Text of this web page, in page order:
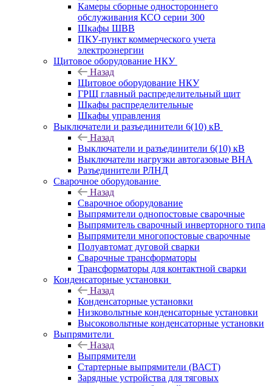
Камеры сборные одностороннего
обслуживания КСО серии 300
Шкафы ШВВ
ПКУ-пункт коммерческого учета
электроэнергии
Щитовое оборудование НКУ
Назад
Щитовое оборудование НКУ
ГРЩ главный распределительный щит
Шкафы распределительные
Шкафы управления
Выключатели и разъединители 6(10) кВ
Назад
Выключатели и разъединители 6(10) кВ
Выключатели нагрузки автогазовые ВНА
Разъединители РЛНД
Сварочное оборудование
Назад
Сварочное оборудование
Выпрямители однопостовые сварочные
Выпрямитель сварочный инверторного типа
Выпрямители многопостовые сварочные
Полуавтомат дуговой сварки
Сварочные трансформаторы
Трансформаторы для контактной сварки
Конденсаторные установки
Назад
Конденсаторные установки
Низковольтные конденсаторные установки
Высоковольтные конденсаторные установки
Выпрямители
Назад
Выпрямители
Стартерные выпрямители (ВАСТ)
Зарядные устройства для тяговых